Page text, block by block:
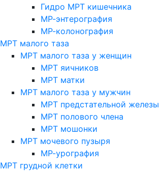
Гидро МРТ кишечника
МР-энтерография
МР-колонография
МРТ малого таза
МРТ малого таза у женщин
МРТ яичников
МРТ матки
МРТ малого таза у мужчин
МРТ предстательной железы
МРТ полового члена
МРТ мошонки
МРТ мочевого пузыря
МР-урография
МРТ грудной клетки